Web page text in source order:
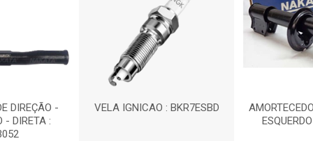
DIREÇÃO -
- DIRETA :
VELA IGNICAO : BKR7ESBD